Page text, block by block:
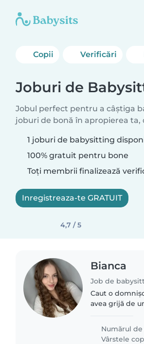
Copii Verificări
Joburi de
Jobul perfect pentru a câștiga
joburi de bonă în apropierea
1 joburi de babysitting
100% gratuit pentru bone
Toți membrii finalizează
Inregistreaza-te GRATUIT
4,7 / 5
Bianca
Job de
Caut o
avea grijă de
dimineața
Numărul de
Vârstele